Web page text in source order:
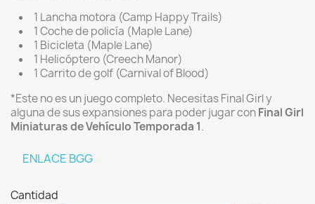
1 Lancha motora (Camp Happy Trails)
1 Coche de policía (Maple Lane)
1 Bicicleta (Maple Lane)
1 Helicóptero (Creech Manor)
1 Carrito de golf (Carnival of Blood)
*Este no es un juego completo. Necesitas Final Girl y
alguna de sus expansiones para poder jugar conFinal Girl
Miniaturasde Vehículo Temporada 1.
ENLACE BGG
Cantidad